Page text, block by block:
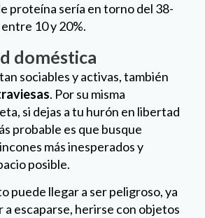
proteína sería en torno del 38-
10 y 20%.
doméstica
sociables y activas, también
. Por su misma
si dejas a tu hurón en libertad
probable es que busque
más inesperados y
posible.
puede llegar a ser peligroso, ya
a escaparse, herirse con objetos